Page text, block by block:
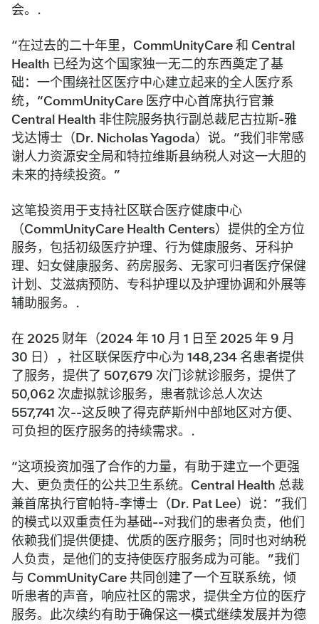
会。.
“在过去的二十年里，CommUnityCare 和 Central
Health 已经为这个国家独一无二的东西奠定了基
础：一个围绕社区医疗中心建立起来的全人医疗系
统，“CommUnityCare 医疗中心首席执行官兼
Central Health 非住院服务执行副总裁尼古拉斯-雅
戈达博士（Dr. Nicholas Yagoda）说。“我们非常感
谢人力资源安全局和特拉维斯县纳税人对这一大胆的
未来的持续投资。”
这笔投资用于支持社区联合医疗健康中心
（CommUnityCare Health Centers）提供的全方位
服务，包括初级医疗护理、行为健康服务、牙科护
理、妇女健康服务、药房服务、无家可归者医疗保健
计划、艾滋病预防、专科护理以及护理协调和外展等
辅助服务。.
在 2025 财年（2024 年 10 月 1 日至 2025 年 9 月
30 日），社区联保医疗中心为 148,234 名患者提供
了服务，提供了 507,679 次门诊就诊服务，提供了
50,062 次虚拟就诊服务，患者就诊总人次达
557,741 次--这反映了得克萨斯州中部地区对方便、
可负担的医疗服务的持续需求。.
“这项投资加强了合作的力量，有助于建立一个更强
大、更负责任的公共卫生系统。Central Health 总裁
兼首席执行官帕特-李博士（Dr. Pat Lee）说：”我们
的模式以双重责任为基础--对我们的患者负责，他们
依赖我们提供便捷、优质的医疗服务；同时也对纳税
人负责，是他们的支持使医疗服务成为可能。”我们
与 CommUnityCare 共同创建了一个互联系统，倾
听患者的声音，响应社区的需求，提供全方位的医疗
服务。此次续约有助于确保这一模式继续发展并为德